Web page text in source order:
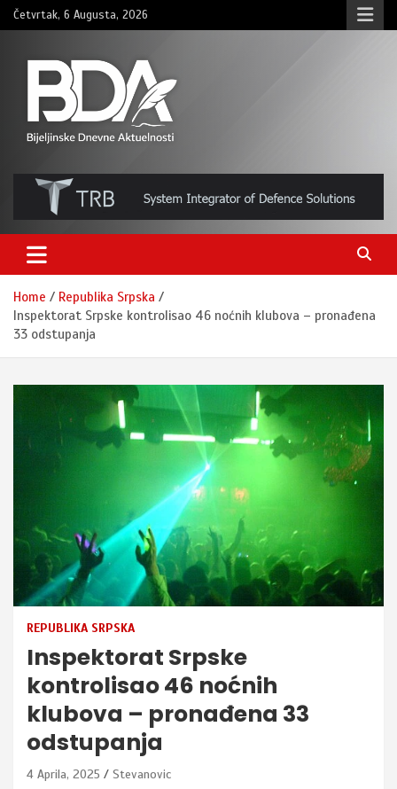
Skip
to
Četvrtak, 6 Augusta, 2026
BNDAN.com
Home
Republika Srpska
Inspektorat Srpske kontrolisao 46 noćnih klubova – pronađena
33 odstupanja
REPUBLIKA SRPSKA
Inspektorat Srpske
kontrolisao 46 noćnih
klubova – pronađena 33
odstupanja
4 Aprila, 2025 Stevanovic